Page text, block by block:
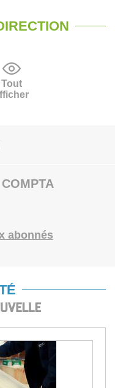
Tout
abonnés